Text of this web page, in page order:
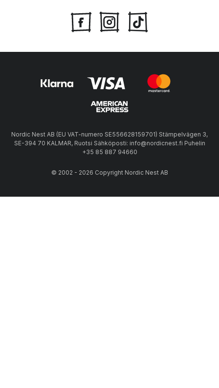
Nordic Nest AB (EU VAT-numero SE556628159701) Stämpelvägen 3,
SE-394 70 KALMAR, Ruotsi Sähköposti: info@nordicnest.fi Puhelin
+35 85 887 94660
© 2002 - 2026 Copyright Nordic Nest AB